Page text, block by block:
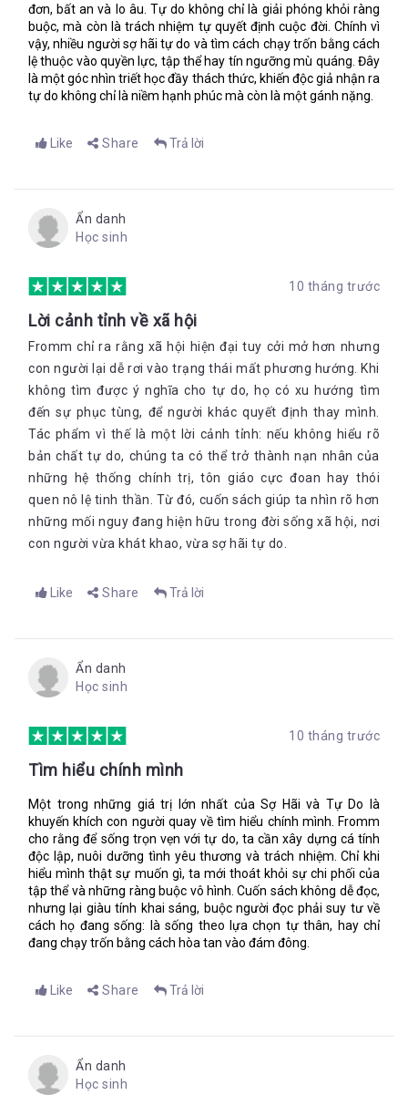
đơn, bất an và lo âu. Tự do không chỉ là giải phóng khỏi ràng
buộc, mà còn là trách nhiệm tự quyết định cuộc đời. Chính vì
vậy, nhiều người sợ hãi tự do và tìm cách chạy trốn bằng cách
lệ thuộc vào quyền lực, tập thể hay tín ngưỡng mù quáng. Đây
là một góc nhìn triết học đầy thách thức, khiến độc giả nhận ra
tự do không chỉ là niềm hạnh phúc mà còn là một gánh nặng.
Like Share Trả lời
Ẩn danh
Học sinh
10 tháng trước
Lời cảnh tỉnh về xã hội
Fromm chỉ ra rằng xã hội hiện đại tuy cởi mở hơn nhưng
con người lại dễ rơi vào trạng thái mất phương hướng. Khi
không tìm được ý nghĩa cho tự do, họ có xu hướng tìm
đến sự phục tùng, để người khác quyết định thay mình.
Tác phẩm vì thế là một lời cảnh tỉnh: nếu không hiểu rõ
bản chất tự do, chúng ta có thể trở thành nạn nhân của
những hệ thống chính trị, tôn giáo cực đoan hay thói
quen nô lệ tinh thần. Từ đó, cuốn sách giúp ta nhìn rõ hơn
những mối nguy đang hiện hữu trong đời sống xã hội, nơi
con người vừa khát khao, vừa sợ hãi tự do.
Like Share Trả lời
Ẩn danh
Học sinh
10 tháng trước
Tìm hiểu chính mình
Một trong những giá trị lớn nhất của Sợ Hãi và Tự Do là
khuyến khích con người quay về tìm hiểu chính mình. Fromm
cho rằng để sống trọn vẹn với tự do, ta cần xây dựng cá tính
độc lập, nuôi dưỡng tình yêu thương và trách nhiệm. Chỉ khi
hiểu mình thật sự muốn gì, ta mới thoát khỏi sự chi phối của
tập thể và những ràng buộc vô hình. Cuốn sách không dễ đọc,
nhưng lại giàu tính khai sáng, buộc người đọc phải suy tư về
cách họ đang sống: là sống theo lựa chọn tự thân, hay chỉ
đang chạy trốn bằng cách hòa tan vào đám đông.
Like Share Trả lời
Ẩn danh
Học sinh